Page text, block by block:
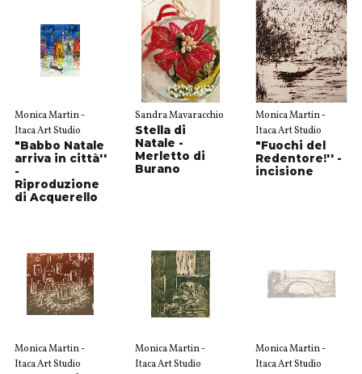
Monica Martin -
Itaca Art Studio
"Babbo Natale
arriva in città''
-
Riproduzione
di Acquerello
Sandra Mavaracchio
Stella di
Natale -
Merletto di
Burano
Monica Martin -
Itaca Art Studio
"Fuochi del
Redentore!'' -
incisione
Monica Martin -
Itaca Art Studio
Monica Martin -
Itaca Art Studio
Monica Martin -
Itaca Art Studio